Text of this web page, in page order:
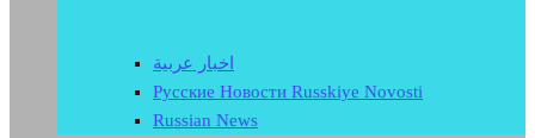
اخبار عربية
Русские Новости Russkiye Novosti
Russian News